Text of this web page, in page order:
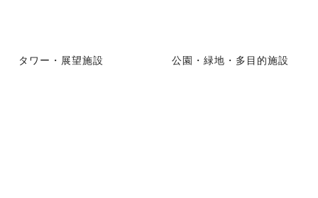
タワー・展望施設 公園・緑地・多目的施設